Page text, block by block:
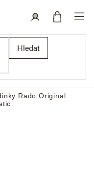
Hledat
Rado Original